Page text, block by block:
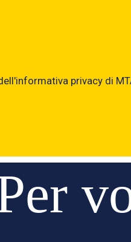
privacy di